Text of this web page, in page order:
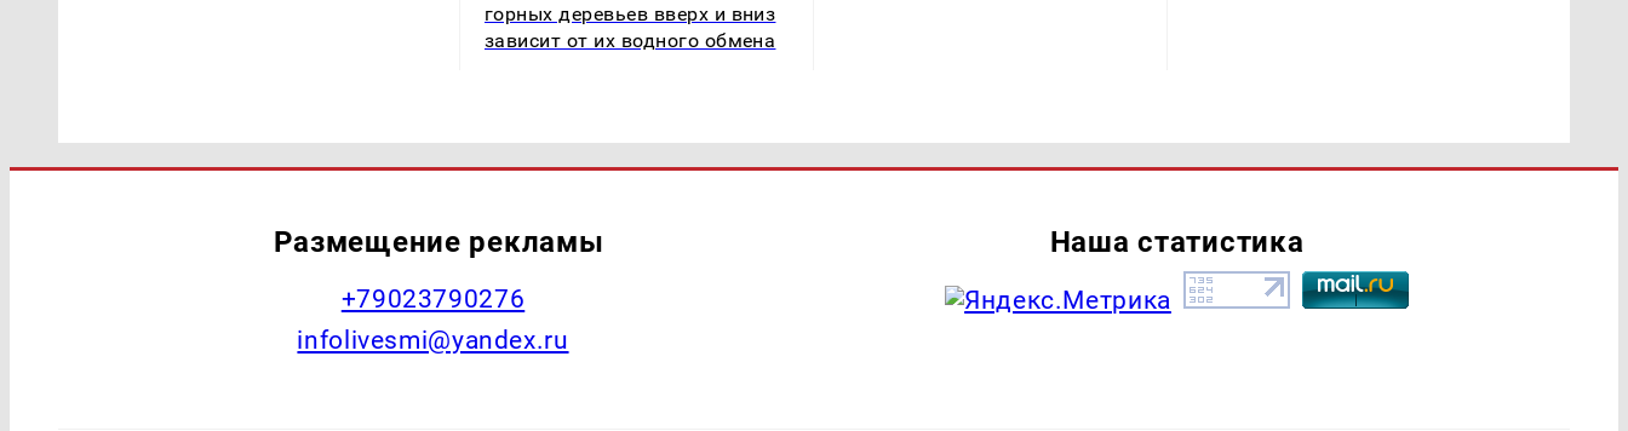
горных деревьев вверх и вниз
зависит от их водного обмена
Размещение рекламы
+79023790276
infolivesmi@yandex.ru
Наша статистика